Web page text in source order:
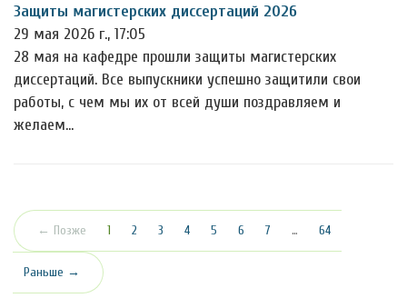
Защиты магистерских диссертаций 2026
29 мая 2026 г., 17:05
28 мая на кафедре прошли защиты магистерских
диссертаций. Все выпускники успешно защитили свои
работы, с чем мы их от всей души поздравляем и
желаем…
← Позже 1 (текущая)
2 3 4 5 6 7 … 64
Раньше →